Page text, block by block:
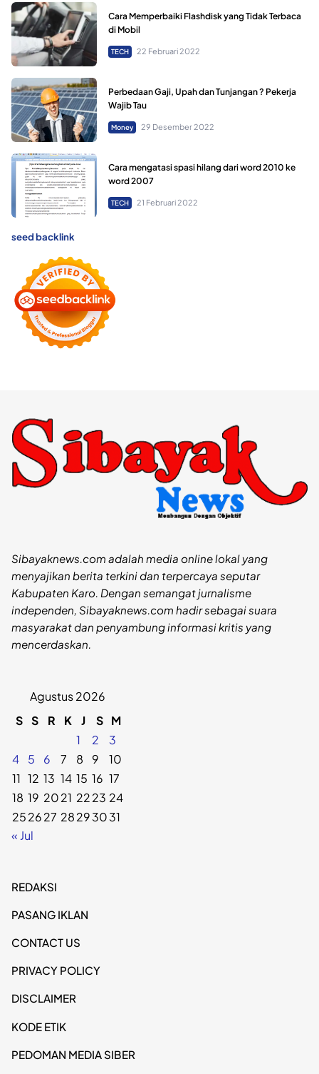
Cara Memperbaiki Flashdisk yang Tidak Terbaca
di Mobil
TECH 22 Februari 2022
Perbedaan Gaji, Upah dan Tunjangan ? Pekerja
Wajib Tau
Money 29 Desember 2022
Cara mengatasi spasi hilang dari word 2010 ke
word 2007
TECH 21 Februari 2022
seed backlink
Sibayaknews.com adalah media online lokal yang
menyajikan berita terkini dan terpercaya seputar
Kabupaten Karo. Dengan semangat jurnalisme
independen, Sibayaknews.com hadir sebagai suara
masyarakat dan penyambung informasi kritis yang
mencerdaskan.
Agustus 2026
S S R K J S M
1
2
3
4
5 6 7 8 9
10
11 12 13 14 15 16 17
18 19 2021 2223 24
252627 28293031
« Jul
REDAKSI
PASANG IKLAN
CONTACT US
PRIVACY POLICY
DISCLAIMER
KODE ETIK
PEDOMAN MEDIA SIBER